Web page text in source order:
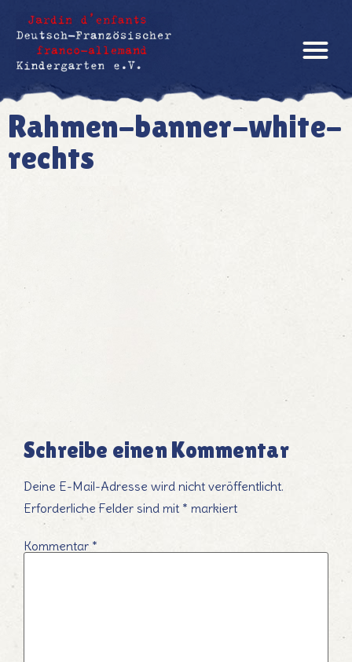
Rahmen-banner-white-
rechts
Schreibe einen Kommentar
Deine E-Mail-Adresse wird nicht veröffentlicht.
Erforderliche Felder sind mit * markiert
Kommentar *